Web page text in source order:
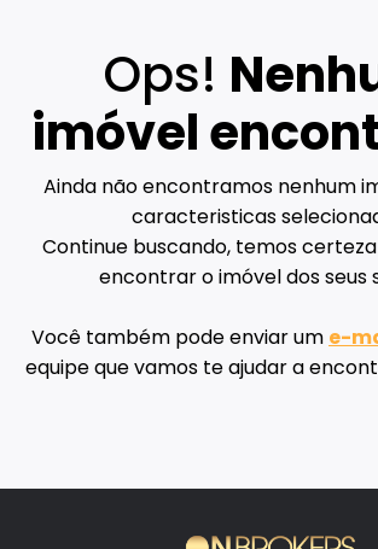
Ops!
imóvel
Ainda não encontramos nenhum
caracteristicas
Continue buscando, temos
encontrar o imóvel dos seus
Você também pode enviar um e-
equipe que vamos te ajudar a